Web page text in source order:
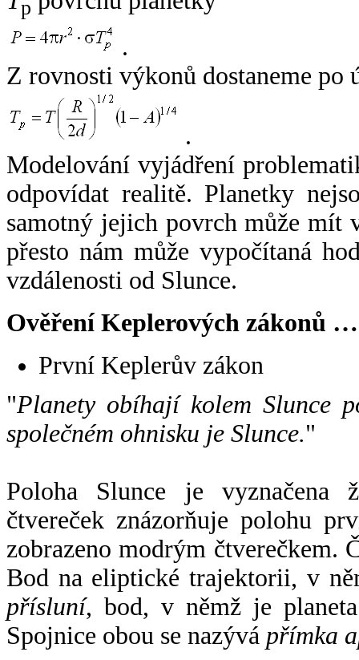
p
.
Z rovnosti výkonů dostaneme po
.
Modelování vyjádření
odpovídat realitě. Planetky
samotný jejich povrch může mít
přesto nám může vypočítaná
vzdálenosti od Slunce.
Ověření Keplerových zákonů …
První Keplerův zákon
"Planety obíhají kolem Slunce
společném ohnisku je Slunce."
Poloha Slunce je vyznačena
čtvereček znázorňuje polohu
zobrazeno modrým čtverečkem.
Bod na eliptické trajektorii, v
přísluní, bod, v němž je
Spojnice obou se nazývá přímka